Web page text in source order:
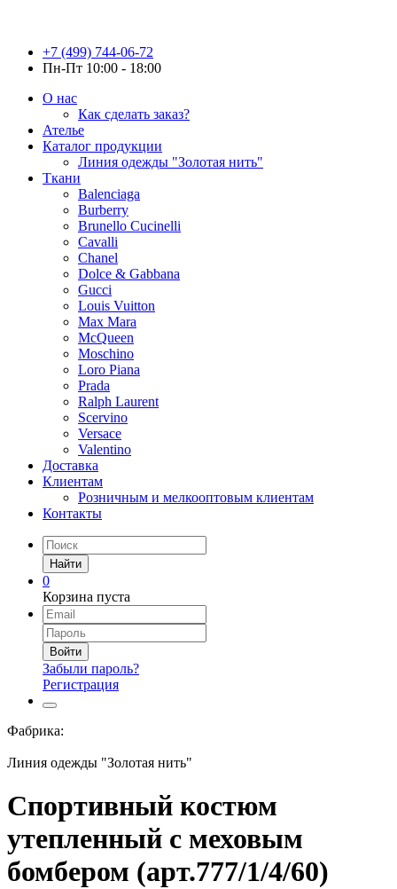
+7 (499) 744-06-72
Пн-Пт 10:00 - 18:00
О нас
Как сделать заказ?
Ателье
Каталог продукции
Линия одежды "Золотая нить"
Ткани
Balenciaga
Burberry
Brunello Cucinelli
Cavalli
Chanel
Dolce & Gabbana
Gucci
Louis Vuitton
Max Mara
McQueen
Moschino
Loro Piana
Prada
Ralph Laurent
Scervino
Versace
Valentino
Доставка
Клиентам
Розничным и мелкооптовым клиентам
Контакты
Найти
0
Корзина пуста
Войти
Забыли пароль?
Регистрация
Фабрика:
Линия одежды "Золотая нить"
Спортивный костюм
утепленный с меховым
бомбером (арт.777/1/4/60)